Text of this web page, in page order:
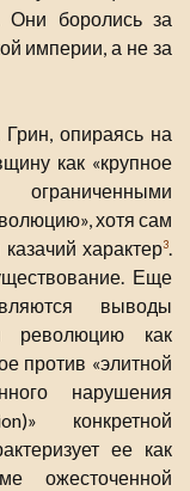
Они боролись за
империи, а не за
опираясь на
как «крупное
хотя сам
характер3.
Еще
выводы
революцию как
против «элитной
нарушения
конкретной
ее как
ожесточенной